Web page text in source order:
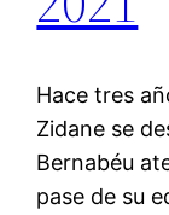
Hace tres
Zidane se
Bernabéu
pase de su